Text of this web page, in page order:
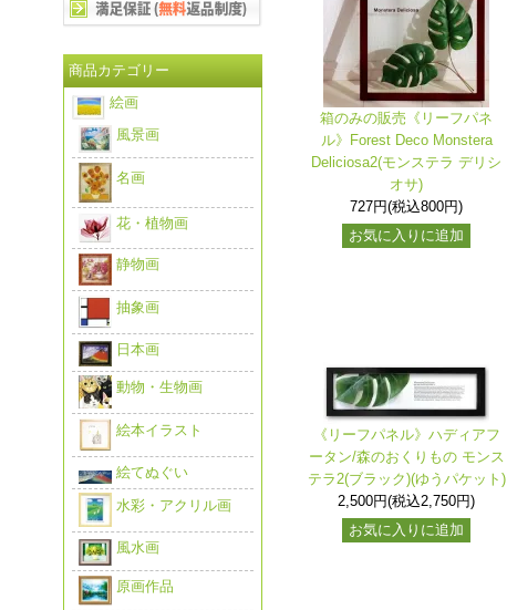
箱のみの販売《リーフパネ
ル》Forest Deco Monstera
Deliciosa2(モンステラ デリシ
オサ)
727円(税込800円)
お気に入りに追加
《リーフパネル》ハディアフ
ータン/森のおくりもの モンス
テラ2(ブラック)(ゆうパケット)
2,500円(税込2,750円)
お気に入りに追加
商品カテゴリー
絵画
風景画
名画
花・植物画
静物画
抽象画
日本画
動物・生物画
絵本イラスト
絵てぬぐい
水彩・アクリル画
風水画
原画作品